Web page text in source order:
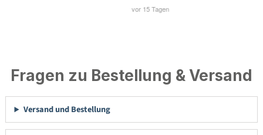
Fragen zu Bestellung & Versand
Versand und Bestellung